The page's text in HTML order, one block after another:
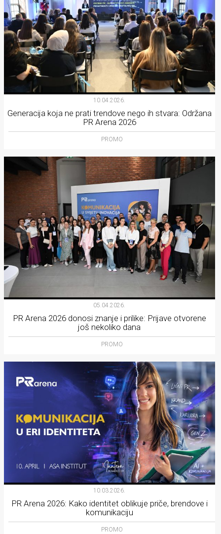
10.04.2026.
Generacija koja ne prati trendove nego ih stvara: Održana
PR Arena 2026
PROMO
05.04.2026.
PR Arena 2026 donosi znanje i prilike: Prijave otvorene
još nekoliko dana
PROMO
10.03.2026.
PR Arena 2026: Kako identitet oblikuje priče, brendove i
komunikaciju
PROMO